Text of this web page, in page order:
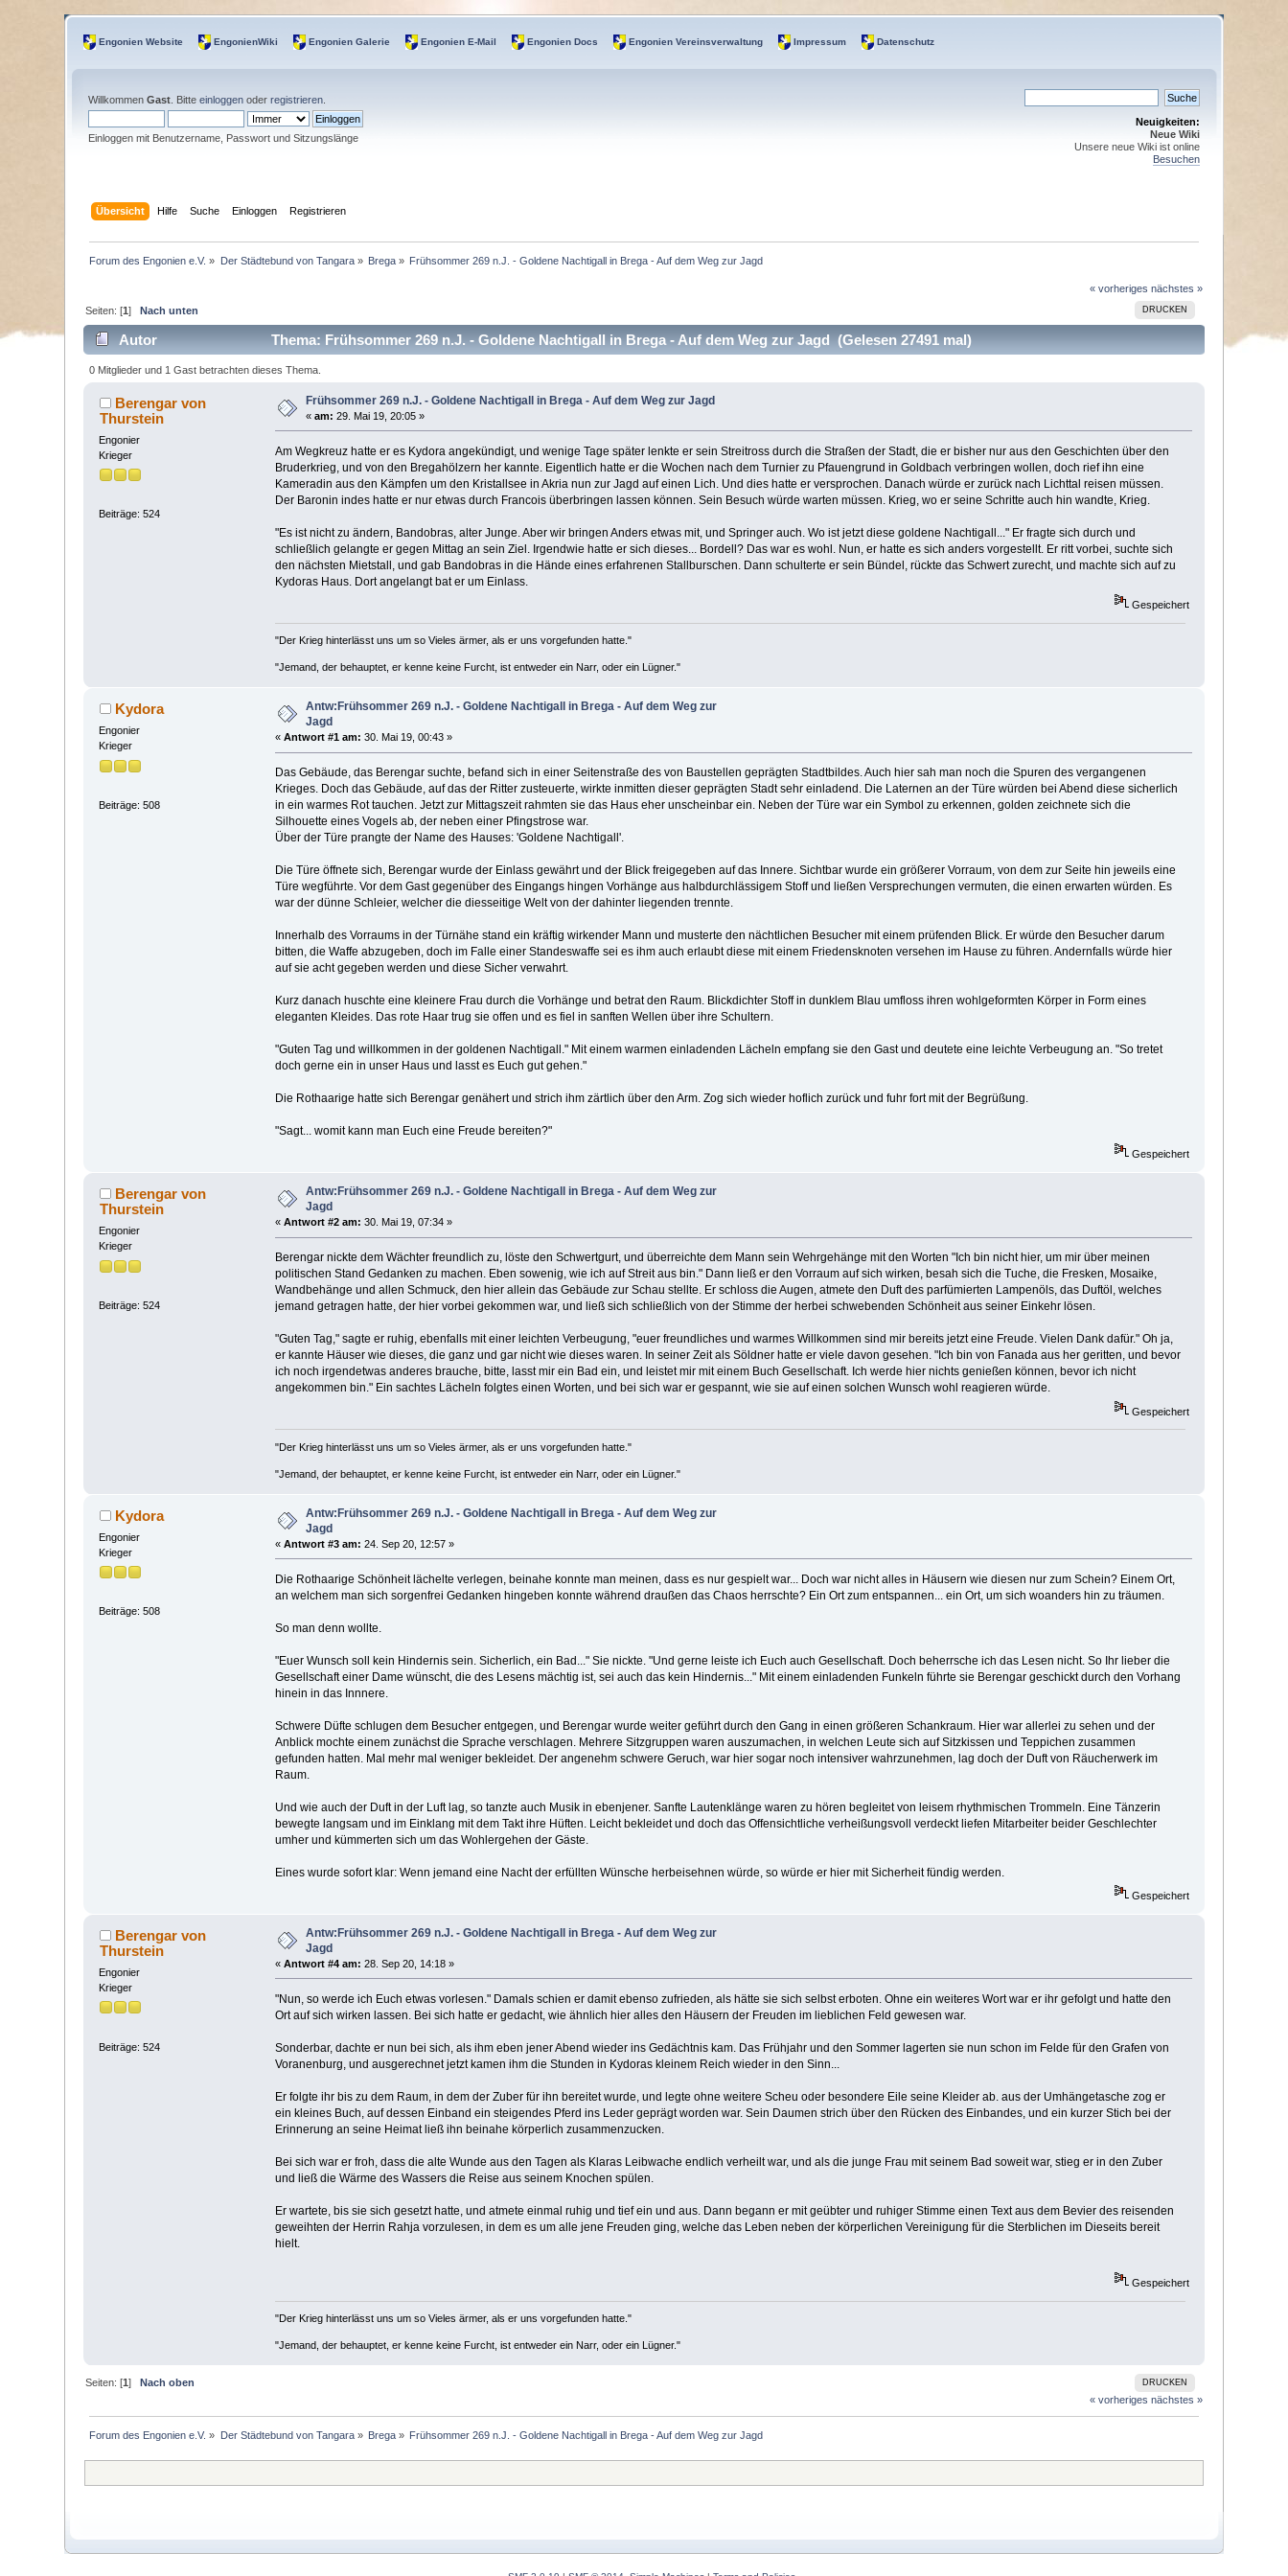
Engonien Website EngonienWiki Engonien Galerie Engonien E-Mail Engonien Docs Engonien Vereinsverwaltung Impressum Datenschutz
WillkommenGast . Bitteeinloggen oderregistrieren
Einloggen mit Benutzername, Passwort und Sitzungslänge
Neuigkeiten:
Neue Wiki
Unsere neue Wiki ist online
Besuchen
Übersicht Hilfe Suche Einloggen Registrieren
Forum des Engonien e.V. » Der Städtebund von Tangara» Brega » Frühsommer 269 n.J. - Goldene Nachtigall in Brega - Auf dem Weg zur Jagd
« vorheriges nächstes »
DRUCKEN
Seiten: [1]Nach unten
Autor Thema: Frühsommer 269 n.J. - Goldene Nachtigall in Brega - Auf dem Weg zur Jagd (Gelesen 27491 mal)
0 Mitglieder und 1 Gast betrachten dieses Thema.
Berengar von
Thurstein
Engonier
Krieger
Beiträge: 524
Frühsommer 269 n.J. - Goldene Nachtigall in Brega - Auf dem Weg zur Jagd
«am: 29. Mai 19, 20:05 »
Am Wegkreuz hatte er es Kydora angekündigt, und wenige Tage später lenkte er sein Streitross durch die Straßen der Stadt, die er bisher nur aus den Geschichten über den
Bruderkrieg, und von den Bregahölzern her kannte. Eigentlich hatte er die Wochen nach dem Turnier zu Pfauengrund in Goldbach verbringen wollen, doch rief ihn eine
Kameradin aus den Kämpfen um den Kristallsee in Akria nun zur Jagd auf einen Lich. Und dies hatte er versprochen. Danach würde er zurück nach Lichttal reisen müssen.
Der Baronin indes hatte er nur etwas durch Francois überbringen lassen können. Sein Besuch würde warten müssen. Krieg, wo er seine Schritte auch hin wandte, Krieg.
"Es ist nicht zu ändern, Bandobras, alter Junge. Aber wir bringen Anders etwas mit, und Springer auch. Wo ist jetzt diese goldene Nachtigall..." Er fragte sich durch und
schließlich gelangte er gegen Mittag an sein Ziel. Irgendwie hatte er sich dieses... Bordell? Das war es wohl. Nun, er hatte es sich anders vorgestellt. Er ritt vorbei, suchte sich
den nächsten Mietstall, und gab Bandobras in die Hände eines erfahrenen Stallburschen. Dann schulterte er sein Bündel, rückte das Schwert zurecht, und machte sich auf zu
Kydoras Haus. Dort angelangt bat er um Einlass.
Gespeichert
"Der Krieg hinterlässt uns um so Vieles ärmer, als er uns vorgefunden hatte."
"Jemand, der behauptet, er kenne keine Furcht, ist entweder ein Narr, oder ein Lügner."
Kydora
Engonier
Krieger
Beiträge: 508
Antw:Frühsommer 269 n.J. - Goldene Nachtigall in Brega - Auf dem Weg zur
Jagd
« Antwort #1 am: 30. Mai 19, 00:43 »
Das Gebäude, das Berengar suchte, befand sich in einer Seitenstraße des von Baustellen geprägten Stadtbildes. Auch hier sah man noch die Spuren des vergangenen
Krieges. Doch das Gebäude, auf das der Ritter zusteuerte, wirkte inmitten dieser geprägten Stadt sehr einladend. Die Laternen an der Türe würden bei Abend diese sicherlich
in ein warmes Rot tauchen. Jetzt zur Mittagszeit rahmten sie das Haus eher unscheinbar ein. Neben der Türe war ein Symbol zu erkennen, golden zeichnete sich die
Silhouette eines Vogels ab, der neben einer Pfingstrose war.
Über der Türe prangte der Name des Hauses: 'Goldene Nachtigall'.
Die Türe öffnete sich, Berengar wurde der Einlass gewährt und der Blick freigegeben auf das Innere. Sichtbar wurde ein größerer Vorraum, von dem zur Seite hin jeweils eine
Türe wegführte. Vor dem Gast gegenüber des Eingangs hingen Vorhänge aus halbdurchlässigem Stoff und ließen Versprechungen vermuten, die einen erwarten würden. Es
war der dünne Schleier, welcher die diesseitige Welt von der dahinter liegenden trennte.
Innerhalb des Vorraums in der Türnähe stand ein kräftig wirkender Mann und musterte den nächtlichen Besucher mit einem prüfenden Blick. Er würde den Besucher darum
bitten, die Waffe abzugeben, doch im Falle einer Standeswaffe sei es ihm auch erlaubt diese mit einem Friedensknoten versehen im Hause zu führen. Andernfalls würde hier
auf sie acht gegeben werden und diese Sicher verwahrt.
Kurz danach huschte eine kleinere Frau durch die Vorhänge und betrat den Raum. Blickdichter Stoff in dunklem Blau umfloss ihren wohlgeformten Körper in Form eines
eleganten Kleides. Das rote Haar trug sie offen und es fiel in sanften Wellen über ihre Schultern.
"Guten Tag und willkommen in der goldenen Nachtigall." Mit einem warmen einladenden Lächeln empfang sie den Gast und deutete eine leichte Verbeugung an. "So tretet
doch gerne ein in unser Haus und lasst es Euch gut gehen."
Die Rothaarige hatte sich Berengar genähert und strich ihm zärtlich über den Arm. Zog sich wieder hoflich zurück und fuhr fort mit der Begrüßung.
"Sagt... womit kann man Euch eine Freude bereiten?"
Gespeichert
Berengar von
Thurstein
Engonier
Krieger
Beiträge: 524
Antw:Frühsommer 269 n.J. - Goldene Nachtigall in Brega - Auf dem Weg zur
Jagd
« Antwort #2 am: 30. Mai 19, 07:34 »
Berengar nickte dem Wächter freundlich zu, löste den Schwertgurt, und überreichte dem Mann sein Wehrgehänge mit den Worten "Ich bin nicht hier, um mir über meinen
politischen Stand Gedanken zu machen. Eben sowenig, wie ich auf Streit aus bin." Dann ließ er den Vorraum auf sich wirken, besah sich die Tuche, die Fresken, Mosaike,
Wandbehänge und allen Schmuck, den hier allein das Gebäude zur Schau stellte. Er schloss die Augen, atmete den Duft des parfümierten Lampenöls, das Duftöl, welches
jemand getragen hatte, der hier vorbei gekommen war, und ließ sich schließlich von der Stimme der herbei schwebenden Schönheit aus seiner Einkehr lösen.
"Guten Tag," sagte er ruhig, ebenfalls mit einer leichten Verbeugung, "euer freundliches und warmes Willkommen sind mir bereits jetzt eine Freude. Vielen Dank dafür." Oh ja,
er kannte Häuser wie dieses, die ganz und gar nicht wie dieses waren. In seiner Zeit als Söldner hatte er viele davon gesehen. "Ich bin von Fanada aus her geritten, und bevor
ich noch irgendetwas anderes brauche, bitte, lasst mir ein Bad ein, und leistet mir mit einem Buch Gesellschaft. Ich werde hier nichts genießen können, bevor ich nicht
angekommen bin." Ein sachtes Lächeln folgtes einen Worten, und bei sich war er gespannt, wie sie auf einen solchen Wunsch wohl reagieren würde.
Gespeichert
"Der Krieg hinterlässt uns um so Vieles ärmer, als er uns vorgefunden hatte."
"Jemand, der behauptet, er kenne keine Furcht, ist entweder ein Narr, oder ein Lügner."
Kydora
Engonier
Krieger
Beiträge: 508
Antw:Frühsommer 269 n.J. - Goldene Nachtigall in Brega - Auf dem Weg zur
Jagd
« Antwort #3 am: 24. Sep 20, 12:57 »
Die Rothaarige Schönheit lächelte verlegen, beinahe konnte man meinen, dass es nur gespielt war... Doch war nicht alles in Häusern wie diesen nur zum Schein? Einem Ort,
an welchem man sich sorgenfrei Gedanken hingeben konnte während draußen das Chaos herrschte? Ein Ort zum entspannen... ein Ort, um sich woanders hin zu träumen.
So man denn wollte.
"Euer Wunsch soll kein Hindernis sein. Sicherlich, ein Bad..." Sie nickte. "Und gerne leiste ich Euch auch Gesellschaft. Doch beherrsche ich das Lesen nicht. So Ihr lieber die
Gesellschaft einer Dame wünscht, die des Lesens mächtig ist, sei auch das kein Hindernis..." Mit einem einladenden Funkeln führte sie Berengar geschickt durch den Vorhang
hinein in das Innnere.
Schwere Düfte schlugen dem Besucher entgegen, und Berengar wurde weiter geführt durch den Gang in einen größeren Schankraum. Hier war allerlei zu sehen und der
Anblick mochte einem zunächst die Sprache verschlagen. Mehrere Sitzgruppen waren auszumachen, in welchen Leute sich auf Sitzkissen und Teppichen zusammen
gefunden hatten. Mal mehr mal weniger bekleidet. Der angenehm schwere Geruch, war hier sogar noch intensiver wahrzunehmen, lag doch der Duft von Räucherwerk im
Raum.
Und wie auch der Duft in der Luft lag, so tanzte auch Musik in ebenjener. Sanfte Lautenklänge waren zu hören begleitet von leisem rhythmischen Trommeln. Eine Tänzerin
bewegte langsam und im Einklang mit dem Takt ihre Hüften. Leicht bekleidet und doch das Offensichtliche verheißungsvoll verdeckt liefen Mitarbeiter beider Geschlechter
umher und kümmerten sich um das Wohlergehen der Gäste.
Eines wurde sofort klar: Wenn jemand eine Nacht der erfüllten Wünsche herbeisehnen würde, so würde er hier mit Sicherheit fündig werden.
Gespeichert
Berengar von
Thurstein
Engonier
Krieger
Beiträge: 524
Antw:Frühsommer 269 n.J. - Goldene Nachtigall in Brega - Auf dem Weg zur
Jagd
« Antwort #4 am: 28. Sep 20, 14:18 »
"Nun, so werde ich Euch etwas vorlesen." Damals schien er damit ebenso zufrieden, als hätte sie sich selbst erboten. Ohne ein weiteres Wort war er ihr gefolgt und hatte den
Ort auf sich wirken lassen. Bei sich hatte er gedacht, wie ähnlich hier alles den Häusern der Freuden im lieblichen Feld gewesen war.
Sonderbar, dachte er nun bei sich, als ihm eben jener Abend wieder ins Gedächtnis kam. Das Frühjahr und den Sommer lagerten sie nun schon im Felde für den Grafen von
Voranenburg, und ausgerechnet jetzt kamen ihm die Stunden in Kydoras kleinem Reich wieder in den Sinn...
Er folgte ihr bis zu dem Raum, in dem der Zuber für ihn bereitet wurde, und legte ohne weitere Scheu oder besondere Eile seine Kleider ab. aus der Umhängetasche zog er
ein kleines Buch, auf dessen Einband ein steigendes Pferd ins Leder geprägt worden war. Sein Daumen strich über den Rücken des Einbandes, und ein kurzer Stich bei der
Erinnerung an seine Heimat ließ ihn beinahe körperlich zusammenzucken.
Bei sich war er froh, dass die alte Wunde aus den Tagen als Klaras Leibwache endlich verheilt war, und als die junge Frau mit seinem Bad soweit war, stieg er in den Zuber
und ließ die Wärme des Wassers die Reise aus seinem Knochen spülen.
Er wartete, bis sie sich gesetzt hatte, und atmete einmal ruhig und tief ein und aus. Dann begann er mit geübter und ruhiger Stimme einen Text aus dem Bevier des reisenden
geweihten der Herrin Rahja vorzulesen, in dem es um alle jene Freuden ging, welche das Leben neben der körperlichen Vereinigung für die Sterblichen im Dieseits bereit
hielt.
Gespeichert
"Der Krieg hinterlässt uns um so Vieles ärmer, als er uns vorgefunden hatte."
"Jemand, der behauptet, er kenne keine Furcht, ist entweder ein Narr, oder ein Lügner."
DRUCKEN
Seiten: [1]
Nach oben
« vorheriges nächstes »
Forum des Engonien e.V. » Der Städtebund von Tangara» Brega » Frühsommer 269 n.J. - Goldene Nachtigall in Brega - Auf dem Weg zur Jagd